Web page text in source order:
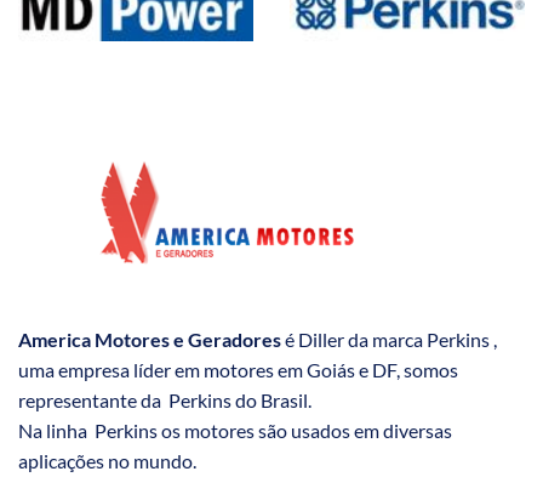
America Motores e Geradoresé Diller da marca Perkins ,
uma empresa líder em motores em Goiás e DF, somos
representante da Perkins do Brasil.
Na linha Perkins os motores são usados em diversas
aplicações no mundo.